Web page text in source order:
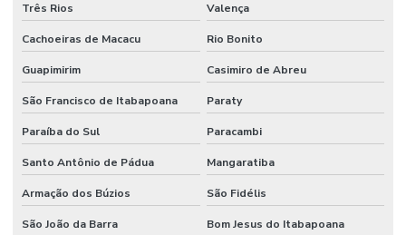
Três Rios Valença
Cachoeiras de Macacu Rio Bonito
Guapimirim Casimiro de Abreu
São Francisco de Itabapoana Paraty
Paraíba do Sul Paracambi
Santo Antônio de Pádua Mangaratiba
Armação dos Búzios São Fidélis
São João da Barra Bom Jesus do Itabapoana